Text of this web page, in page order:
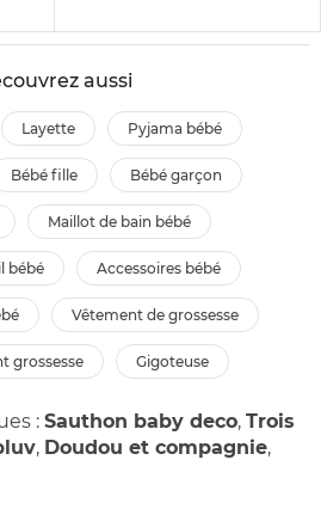
aussi
layette pyjama bébé
bébé fille bébé garçon
maillot de bain bébé
bébé accessoires bébé
vêtement de grossesse
grossesse gigoteuse
: Sauthon baby deco, Trois
, Doudou et compagnie,